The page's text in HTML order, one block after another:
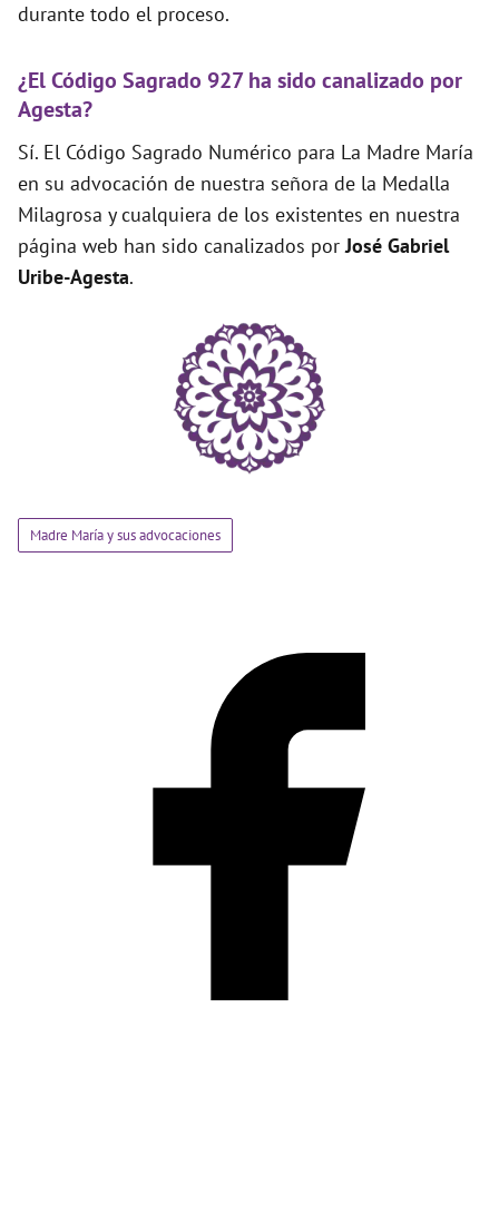
durante todo el proceso.
¿El Código Sagrado 927 ha sido canalizado por
Agesta?
Sí. El Código Sagrado Numérico para La Madre María
en su advocación de nuestra señora de la Medalla
Milagrosa y cualquiera de los existentes en nuestra
página web han sido canalizados porJosé Gabriel
Uribe-Agesta.
Madre María y sus advocaciones